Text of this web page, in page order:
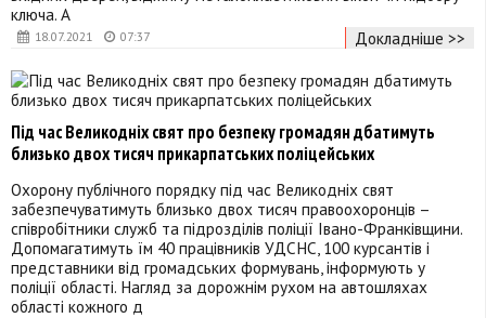
18.07.2021 07:37
ключа. А
Докладніше >>
Під час Великодніх свят про безпеку громадян дбатимуть
близько двох тисяч прикарпатських поліцейських
Охорону публічного порядку під час Великодніх свят
забезпечуватимуть близько двох тисяч правоохоронців –
співробітники служб та підрозділів поліції Івано-Франківщини.
Допомагатимуть їм 40 працівників УДСНС, 100 курсантів і
представники від громадських формувань, інформують у
поліції області. Нагляд за дорожнім рухом на автошляхах
області кожного д